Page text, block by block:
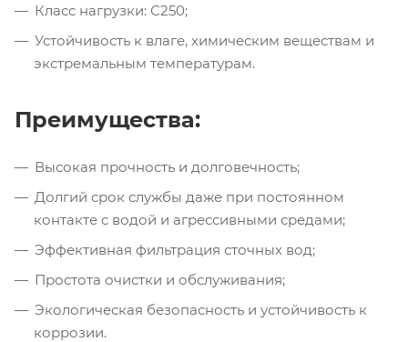
Класс нагрузки: С250;
Устойчивость к влаге, химическим веществам и
экстремальным температурам.
Преимущества:
Высокая прочность и долговечность;
Долгий срок службы даже при постоянном
контакте с водой и агрессивными средами;
Эффективная фильтрация сточных вод;
Простота очистки и обслуживания;
Экологическая безопасность и устойчивость к
коррозии.